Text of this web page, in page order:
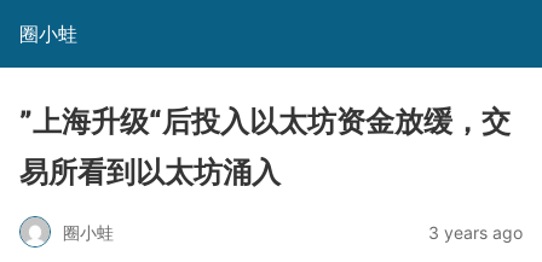
圈小蛙
”上海升级“后投入以太坊资金放缓，交
易所看到以太坊涌入
圈小蛙 3 years ago